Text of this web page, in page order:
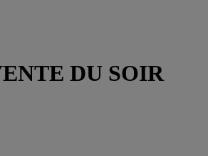
DU SOIR